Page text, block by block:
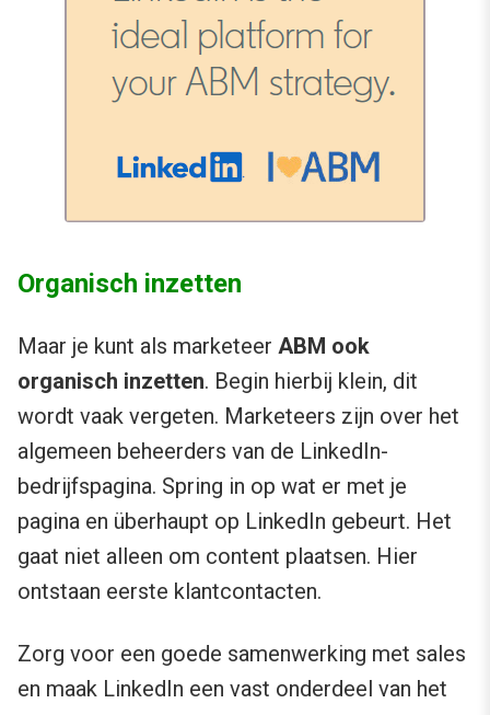
Organisch inzetten
Maar je kunt als marketeer ABM ook
organisch inzetten. Begin hierbij klein, dit
wordt vaak vergeten. Marketeers zijn over het
algemeen beheerders van de LinkedIn-
bedrijfspagina. Spring in op wat er met je
pagina en überhaupt op LinkedIn gebeurt. Het
gaat niet alleen om content plaatsen. Hier
ontstaan eerste klantcontacten.
Zorg voor een goede samenwerking met sales
en maak LinkedIn een vast onderdeel van het